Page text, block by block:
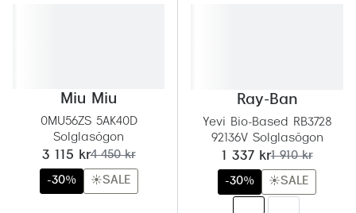
Miu Miu
0MU56ZS 5AK40D
Solglasögon
nu:
3 115 krtidigare pris:
4 450 kr
-30% ☀️SALE
Ray-Ban
Yevi Bio-Based RB3728
92136V Solglasögon
nu:
1 337 krtidigare pris:
1 910 kr
-30% ☀️SALE